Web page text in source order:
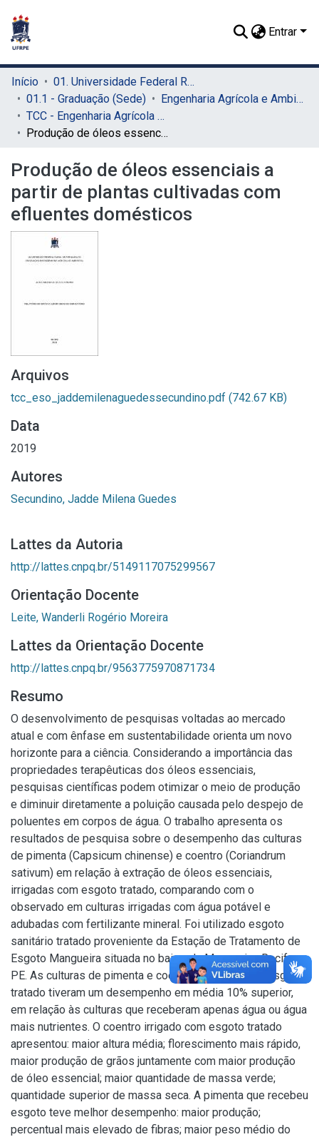
Entrar
Início
01. Universidade Federal Rural de Pernambuco - UFRPE (Sede)
01.1 - Graduação (Sede)
Engenharia Agrícola e Ambiental (Sede)
TCC - Engenharia Agrícola e Ambiental (Sede)
Produção de óleos essenciais a partir de plantas cultivadas com efluentes domésticos
Produção de óleos essenciais a
partir de plantas cultivadas com
efluentes domésticos
Arquivos
tcc_eso_jaddemilenaguedessecundino.pdf (742.67 KB)
Data
2019
Autores
Secundino, Jadde Milena Guedes
Lattes da Autoria
http://lattes.cnpq.br/5149117075299567
Orientação Docente
Leite, Wanderli Rogério Moreira
Lattes da Orientação Docente
http://lattes.cnpq.br/9563775970871734
Resumo
O desenvolvimento de pesquisas voltadas ao mercado
atual e com ênfase em sustentabilidade orienta um novo
horizonte para a ciência. Considerando a importância das
propriedades terapêuticas dos óleos essenciais,
pesquisas científicas podem otimizar o meio de produção
e diminuir diretamente a poluição causada pelo despejo de
poluentes em corpos de água. O trabalho apresenta os
resultados de pesquisa sobre o desempenho das culturas
de pimenta (Capsicum chinense) e coentro (Coriandrum
sativum) em relação à extração de óleos essenciais,
irrigadas com esgoto tratado, comparando com o
observado em culturas irrigadas com água potável e
adubadas com fertilizante mineral. Foi utilizado esgoto
sanitário tratado proveniente da Estação de Tratamento de
Esgoto Mangueira situada no bairro da Mangueira, Recife –
PE. As culturas de pimenta e coentro irrigadas com esgoto
tratado tiveram um desempenho em média 10% superior,
em relação às culturas que receberam apenas água ou água
mais nutrientes. O coentro irrigado com esgoto tratado
apresentou: maior altura média; florescimento mais rápido,
maior produção de grãos juntamente com maior produção
de óleo essencial; maior quantidade de massa verde;
quantidade superior de massa seca. A pimenta que recebeu
esgoto teve melhor desempenho: maior produção;
percentual mais elevado de fibras; maior peso médio do